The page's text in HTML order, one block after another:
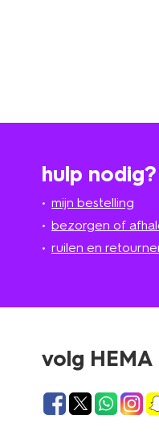
hulp nodig?
mijn bestelling
bezorgen of
ruilen en
volg HEMA